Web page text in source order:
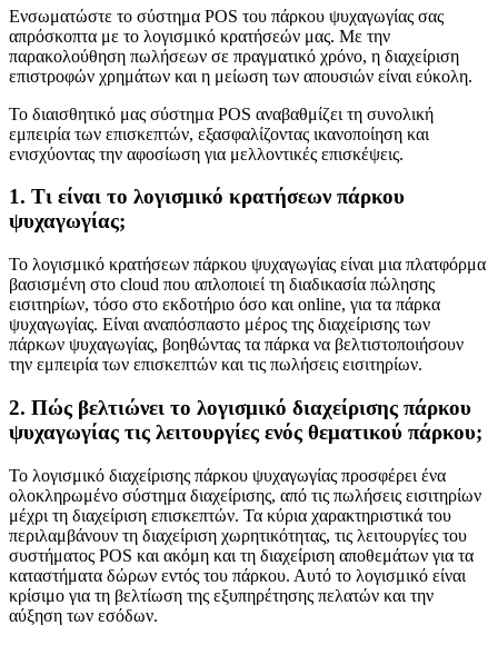
Ενσωματώστε το σύστημα POS του πάρκου ψυχαγωγίας σας
απρόσκοπτα με το λογισμικό κρατήσεών μας. Με την
παρακολούθηση πωλήσεων σε πραγματικό χρόνο, η διαχείριση
επιστροφών χρημάτων και η μείωση των απουσιών είναι εύκολη.
Το διαισθητικό μας σύστημα POS αναβαθμίζει τη συνολική
εμπειρία των επισκεπτών, εξασφαλίζοντας ικανοποίηση και
ενισχύοντας την αφοσίωση για μελλοντικές επισκέψεις.
1. Τι είναι το λογισμικό κρατήσεων πάρκου
ψυχαγωγίας;
Το λογισμικό κρατήσεων πάρκου ψυχαγωγίας είναι μια πλατφόρμα
βασισμένη στο cloud που απλοποιεί τη διαδικασία πώλησης
εισιτηρίων, τόσο στο εκδοτήριο όσο και online, για τα πάρκα
ψυχαγωγίας. Είναι αναπόσπαστο μέρος της διαχείρισης των
πάρκων ψυχαγωγίας, βοηθώντας τα πάρκα να βελτιστοποιήσουν
την εμπειρία των επισκεπτών και τις πωλήσεις εισιτηρίων.
2. Πώς βελτιώνει το λογισμικό διαχείρισης πάρκου
ψυχαγωγίας τις λειτουργίες ενός θεματικού πάρκου;
Το λογισμικό διαχείρισης πάρκου ψυχαγωγίας προσφέρει ένα
ολοκληρωμένο σύστημα διαχείρισης, από τις πωλήσεις εισιτηρίων
μέχρι τη διαχείριση επισκεπτών. Τα κύρια χαρακτηριστικά του
περιλαμβάνουν τη διαχείριση χωρητικότητας, τις λειτουργίες του
συστήματος POS και ακόμη και τη διαχείριση αποθεμάτων για τα
καταστήματα δώρων εντός του πάρκου. Αυτό το λογισμικό είναι
κρίσιμο για τη βελτίωση της εξυπηρέτησης πελατών και την
αύξηση των εσόδων.